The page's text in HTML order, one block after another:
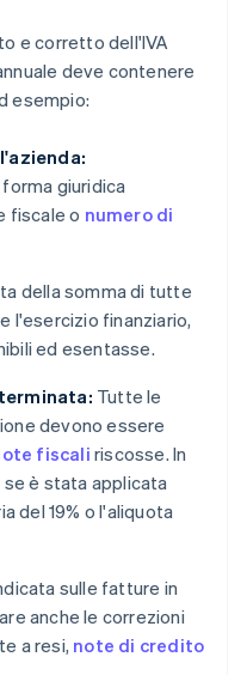
e corretto dell'IVA
deve contenere
esempio:
giuridica
fiscale o numero di
della somma di tutte
l'esercizio finanziario,
ed esentasse.
Tutte le
devono essere
fiscali riscosse. In
è stata applicata
del 19% o l'aliquota
sulle fatture in
anche le correzioni
a resi, note di credito